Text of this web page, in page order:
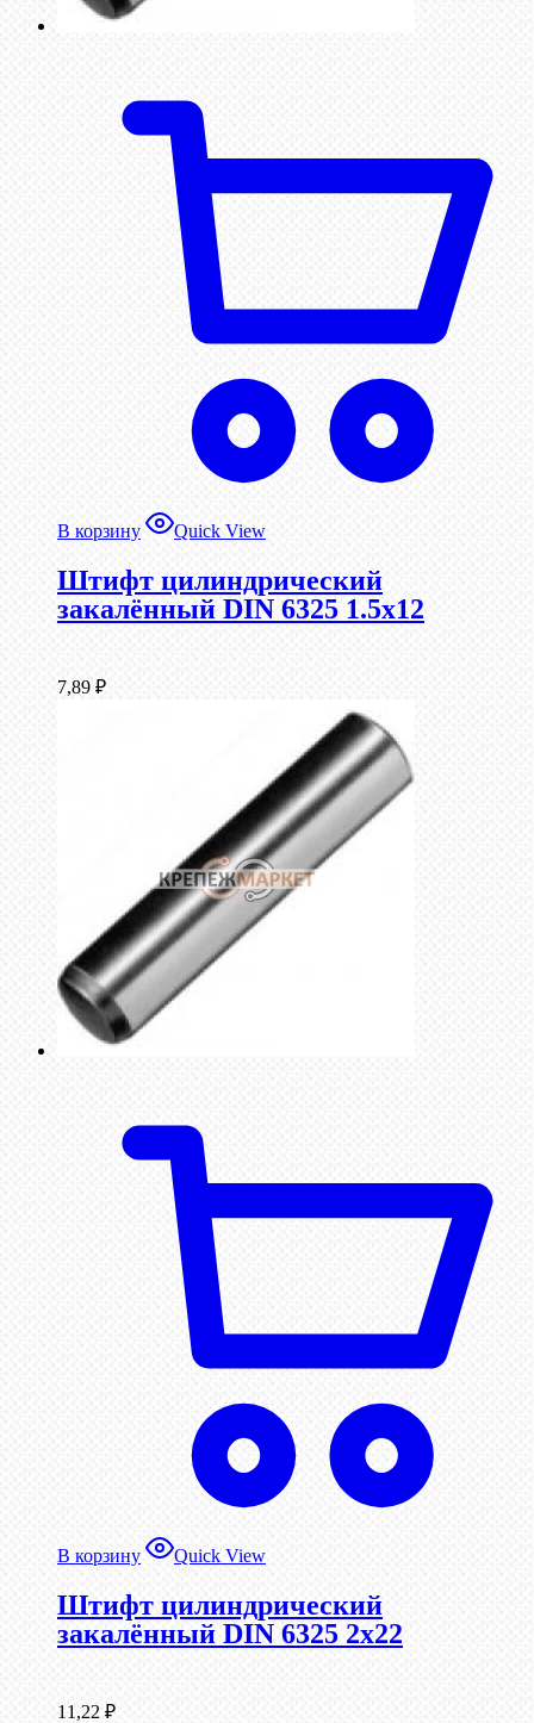
В корзину Quick View
Штифт цилиндрический
закалённый DIN 6325 1.5х12
7,89 ₽
В корзину Quick View
Штифт цилиндрический
закалённый DIN 6325 2х22
11,22 ₽